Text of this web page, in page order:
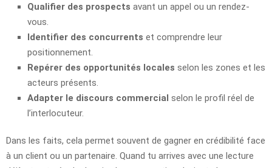
Qualifier des prospects avant un appel ou un rendez-
vous.
Identifier des concurrents et comprendre leur
positionnement.
Repérer des opportunités locales selon les zones et les
acteurs présents.
Adapter le discours commercial selon le profil réel de
l’interlocuteur.
Dans les faits, cela permet souvent de gagner en crédibilité face
à un client ou un partenaire. Quand tu arrives avec une lecture